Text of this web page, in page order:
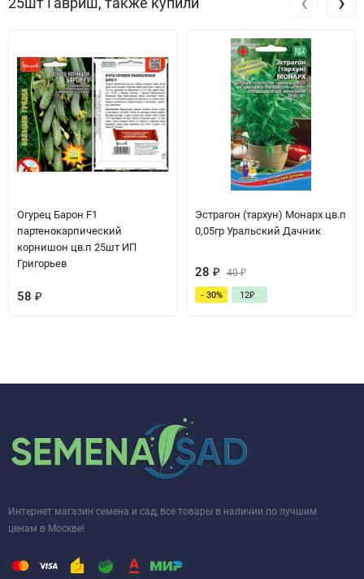
Огурец Барон F1
партенокарпический
корнишон цв.п 25шт ИП
Григорьев
58 ₽
Эстрагон (тархун) Монарх цв.п
0,05гр Уральский Дачник
28 ₽ 40₽
- 30% 12₽
Интернет магазин семена и сад, все товары в наличии по лучшим
ценам в Москве!